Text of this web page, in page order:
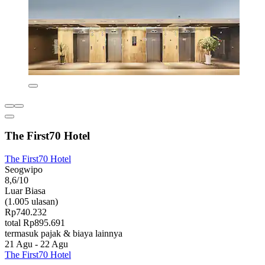
The First70 Hotel
The First70 Hotel
Seogwipo
8,6/10
Luar Biasa
(1.005 ulasan)
Rp740.232
total Rp895.691
termasuk pajak & biaya lainnya
21 Agu - 22 Agu
The First70 Hotel